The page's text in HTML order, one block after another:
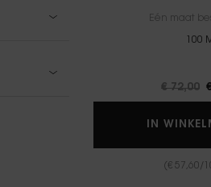
Eén maat
100
Oude
€ 72,00
IN
(€ 57,60/